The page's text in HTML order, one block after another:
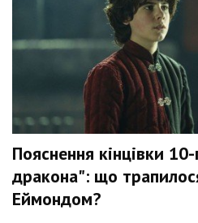
Пояснення кінцівки
дракона": що
Еймондом?